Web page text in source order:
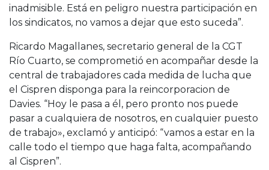
inadmisible. Está en peligro nuestra participación en
los sindicatos, no vamos a dejar que esto suceda”.
Ricardo Magallanes, secretario general de la CGT
Río Cuarto, se comprometió en acompañar desde la
central de trabajadores cada medida de lucha que
el Cispren disponga para la reincorporacion de
Davies. “Hoy le pasa a él, pero pronto nos puede
pasar a cualquiera de nosotros, en cualquier puesto
de trabajo», exclamó y anticipó: “vamos a estar en la
calle todo el tiempo que haga falta, acompañando
al Cispren”.